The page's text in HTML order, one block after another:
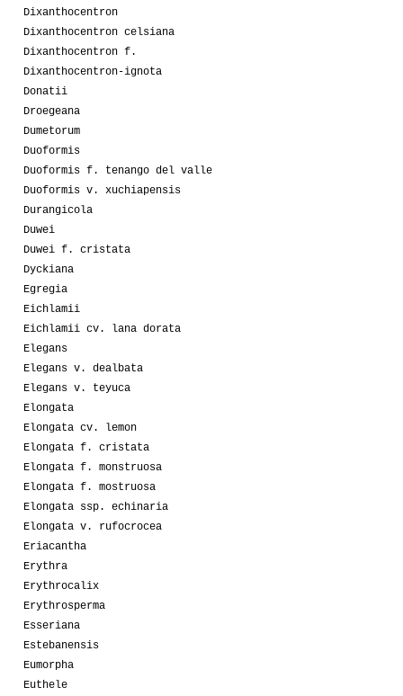
Dixanthocentron
Dixanthocentron celsiana
Dixanthocentron f.
Dixanthocentron-ignota
Donatii
Droegeana
Dumetorum
Duoformis
Duoformis f. tenango del valle
Duoformis v. xuchiapensis
Durangicola
Duwei
Duwei f. cristata
Dyckiana
Egregia
Eichlamii
Eichlamii cv. lana dorata
Elegans
Elegans v. dealbata
Elegans v. teyuca
Elongata
Elongata cv. lemon
Elongata f. cristata
Elongata f. monstruosa
Elongata f. mostruosa
Elongata ssp. echinaria
Elongata v. rufocrocea
Eriacantha
Erythra
Erythrocalix
Erythrosperma
Esseriana
Estebanensis
Eumorpha
Euthele